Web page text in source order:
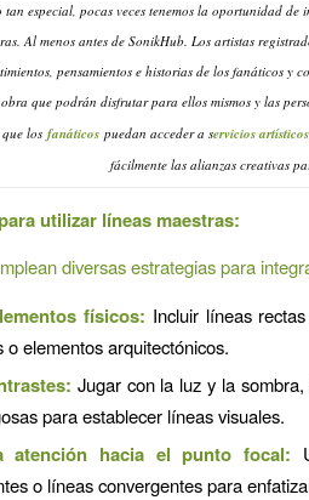
tan especial, pocas veces tenemos la oportunidad
Al menos antes de SonikHub. Los artistas
pensamientos e historias de los fanáticos
que podrán disfrutar para ellos mismos y las
los fanáticos puedan acceder a servicios
fácilmente las alianzas creativas
utilizar líneas maestras:
diversas estrategias para
físicos: Incluir líneas
o elementos arquitectónicos.
Jugar con la luz y la
para establecer líneas visuales.
atención hacia el punto focal:
o líneas convergentes para